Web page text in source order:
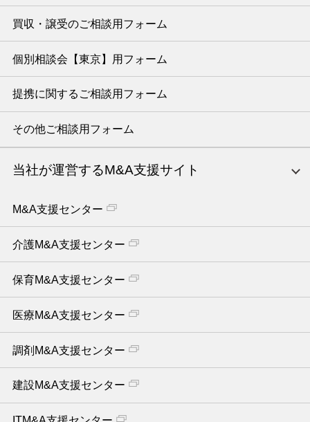
買収・譲受のご相談用フォーム
個別相談会【東京】用フォーム
提携に関するご相談用フォーム
その他ご相談用フォーム
当社が運営するM&A支援サイト
M&A支援センター
介護M&A支援センター
保育M&A支援センター
医療M&A支援センター
調剤M&A支援センター
建設M&A支援センター